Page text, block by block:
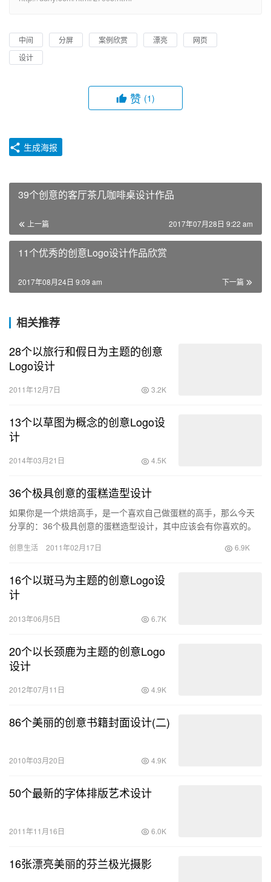
中间 分屏 案例欣赏 漂亮
网页
设计
赞 (1)
生成海报
39个创意的客厅茶几咖啡桌设计作品
上一篇 2017年07月28日 9:22 am
11个优秀的创意Logo设计作品欣赏
下一篇
2017年08月24日 9:09 am
相关推荐
28个以旅行和假日为主题的创意
Logo设计
2011年12月7日 3.2K
13个以草图为概念的创意Logo设
计
2014年03月21日 4.5K
36个极具创意的蛋糕造型设计
如果你是一个烘焙高手，是一个喜欢自己做蛋糕的高手，那么今天
分享的：36个极具创意的蛋糕造型设计，其中应该会有你喜欢的。
创意生活 2011年02月17日 6.9K
16个以斑马为主题的创意Logo设
计
2013年06月5日 6.7K
20个以长颈鹿为主题的创意Logo
设计
2012年07月11日 4.9K
86个美丽的创意书籍封面设计(二)
2010年03月20日 4.9K
50个最新的字体排版艺术设计
2011年11月16日 6.0K
16张漂亮美丽的芬兰极光摄影